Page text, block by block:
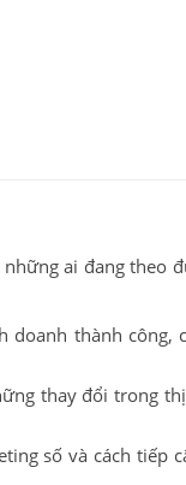
ai đang theo
doanh thành công,
thay đổi trong
số và cách tiếp